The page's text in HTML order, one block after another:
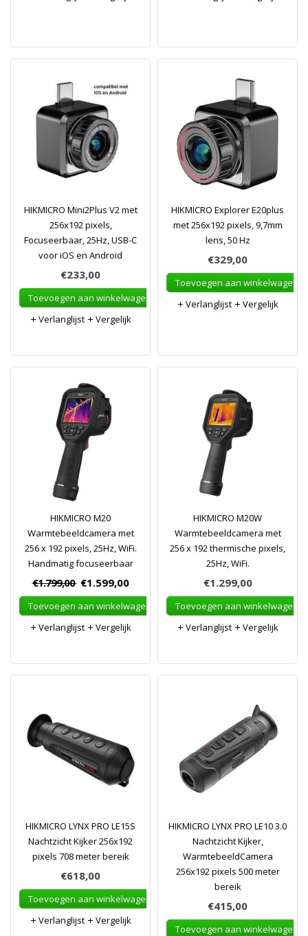
HIKMICRO Mini2Plus V2 met
256x192 pixels,
Focuseerbaar, 25Hz, USB-C
voor iOS en Android
€233,00
Toevoegen aan winkelwagen
Verlanglijst
Vergelijk
HIKMICRO Explorer E20plus
met 256x192 pixels, 9,7mm
lens, 50 Hz
€329,00
Toevoegen aan winkelwagen
Verlanglijst
Vergelijk
HIKMICRO M20
Warmtebeeldcamera met
256 x 192 pixels, 25Hz, WiFi.
Handmatig focuseerbaar
€1.799,00 €1.599,00
Toevoegen aan winkelwagen
Verlanglijst
Vergelijk
HIKMICRO M20W
Warmtebeeldcamera met
256 x 192 thermische pixels,
25Hz, WiFi.
€1.299,00
Toevoegen aan winkelwagen
Verlanglijst
Vergelijk
HIKMICRO LYNX PRO LE15S
Nachtzicht Kijker 256x192
pixels 708 meter bereik
€618,00
Toevoegen aan winkelwagen
Verlanglijst
Vergelijk
HIKMICRO LYNX PRO LE10 3.0
Nachtzicht Kijker,
WarmtebeeldCamera
256x192 pixels 500 meter
bereik
€415,00
Toevoegen aan winkelwagen